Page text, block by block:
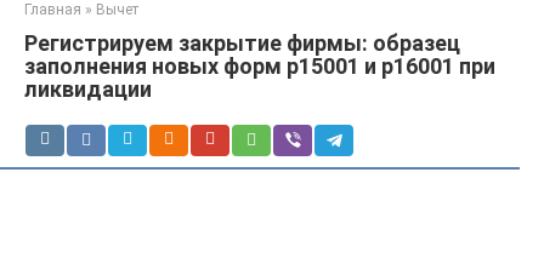
Главная » Вычет
Регистрируем закрытие фирмы: образец
заполнения новых форм р15001 и р16001 при
ликвидации